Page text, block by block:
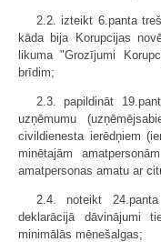
2.2. izteikt 6.panta
kāda bija Korupcijas
likuma "Grozījumi
brīdim;
2.3. papildināt
uzņēmumu
civildienesta ierēdņiem
minētajām
amatpersonas amatu ar
2.4. noteikt
deklarācijā dāvinājumi
minimālās mēnešalgas;